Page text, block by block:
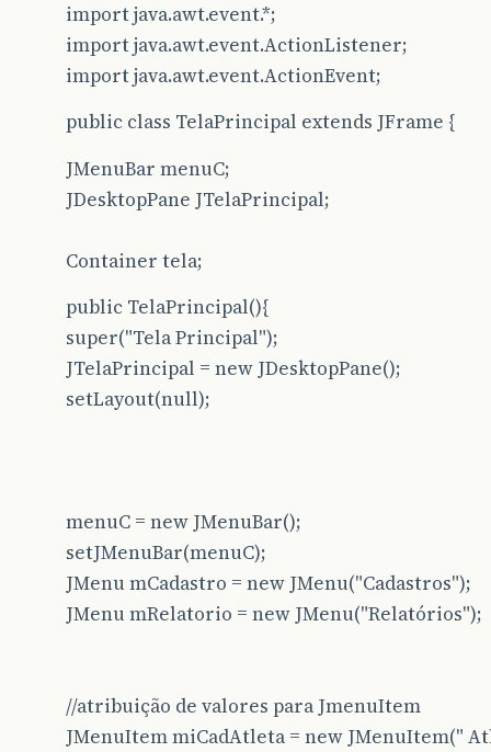
import java.awt.event.*;
import java.awt.event.ActionListener;
import java.awt.event.ActionEvent;
public class TelaPrincipal extends JFrame {
JMenuBar menuC;
JDesktopPane JTelaPrincipal;
Container tela;
public TelaPrincipal(){
super("Tela Principal");
JTelaPrincipal = new JDesktopPane();
setLayout(null);
menuC = new JMenuBar();
setJMenuBar(menuC);
JMenu mCadastro = new JMenu("Cadastros");
JMenu mRelatorio = new JMenu("Relatórios");
//atribuição de valores para JmenuItem
JMenuItem miCadAtleta = new JMenuItem("